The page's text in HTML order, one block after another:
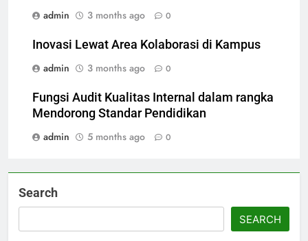
admin
3 months ago 0
Inovasi Lewat Area Kolaborasi di Kampus
admin
3 months ago 0
Fungsi Audit Kualitas Internal dalam rangka
Mendorong Standar Pendidikan
admin
5 months ago 0
Search
SEARCH